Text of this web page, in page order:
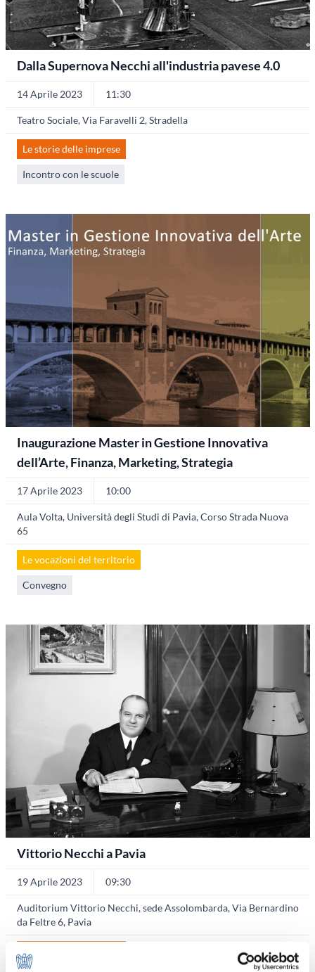
Dalla Supernova Necchi all'industria pavese 4.0
14 Aprile 2023 11:30
Teatro Sociale, Via Faravelli 2, Stradella
Le storie delle imprese
Incontro con le scuole
Inaugurazione Master in Gestione Innovativa
dell’Arte, Finanza, Marketing, Strategia
17 Aprile 2023 10:00
Aula Volta, Università degli Studi di Pavia, Corso Strada Nuova
65
Le vocazioni del territorio
Convegno
Vittorio Necchi a Pavia
19 Aprile 2023 09:30
Auditorium Vittorio Necchi, sede Assolombarda, Via Bernardino
da Feltre 6, Pavia
Le storie delle imprese